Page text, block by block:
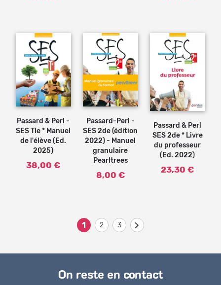
Ajouter
au
Passard & Perl -
SES Tle * Manuel
de l'élève (Ed.
2025)
38,00 €
Passard-Perl -
SES 2de (édition
2022) - Manuel
granulaire
Pearltrees
8,00 €
Ajouter
au
Passard & Perl
SES 2de * Livre
du professeur
(Ed. 2022)
23,30 €
1 2 3
On reste en contact